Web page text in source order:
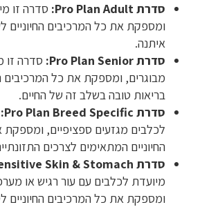
סדרת Pro Plan Adult:
סדרה זו
ומספקת את כל המרכיבים החיוניים
איתנה.
סדרת Pro Plan Senior:
סדרה זו
מבוגרים, ומספקת את כל המרכיבים
בריאות טובה בשלב זה של החיים.
סדרת Pro Plan Breed Specific:
לכלבים מגזעים ספציפיים,
החיוניים המתאימים לצרכים
סדרת Pro Plan Sensitive Skin & Stomach:
מיועדת לכלבים עם עור רגיש או
ומספקת את כל המרכיבים החיוניים